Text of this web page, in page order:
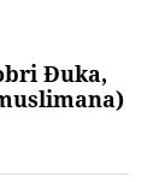
Đuka,